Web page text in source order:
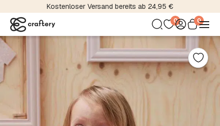
Kostenloser Versand bereits ab 24,95 €
0 0